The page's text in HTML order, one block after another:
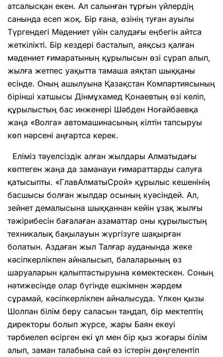
атсалысқан екен. Ал салын­ған тұрғын үйлердің
санында есеп жоқ. Бір ғана, өзінің туған ауылы
Түргендегі Мәде­ниет үйін салудағы еңбегін айтса
жеткілікті. Бір кездері басталып, аяқсыз қалған
мәде­ниет ғимара­тының құрылысын өзі сұрап алып,
жылға жетпес уақытта тамаша аяқтап шыққаны
есінде. Оның ашылуына Қазақ­стан Ком­пар­тиясының
бірінші хатшысы Дін­мұхамед Қонаевтың өзі келіп,
құры­лыстың бас инженері Шәб­ден Ноғай­баевқа
жаңа «Волга» автома­шинасының кілтін тапсыруы
көп нәрсені аңғартса керек.
Еліміз тәуелсіздік алған жылдары Алматыдағы
көптеген жаңа да заманауи ғима­раттарды салуға
қатысыпты. «Глав­АлматыСрой» құрылыс кешенінің
бас­шысы болған жылдар осының куәсіндей. Ал,
зейнет демалысына шыққаннан кейін ұзақ жылғы
тәжірибесін бағалаған аза­маттар оны құрылыстың
техникалық бақы­лауын жүргізуге шақырған
болатын. Азда­ған жыл Талғар ауданында жеке
кәсіп­керлікпен айналысып, балаларының өз
шаруаларын қалыптастыруына көмек­тескен. Соның
нәтижесінде олар бүгінде ешкімнен жәрдем
сұрамай, кәсіпкерлікпен айналысуда. Үлкен қызы
Шолпан білім беру саласын таңдап, бір мектептің
директоры болып жүрсе, жары Баян екеуі
тәрбиелеп өсірген екі ұл мен бір қыз жоғары білім
алып, заман талабына сай өз істерін дөңге­лентіп